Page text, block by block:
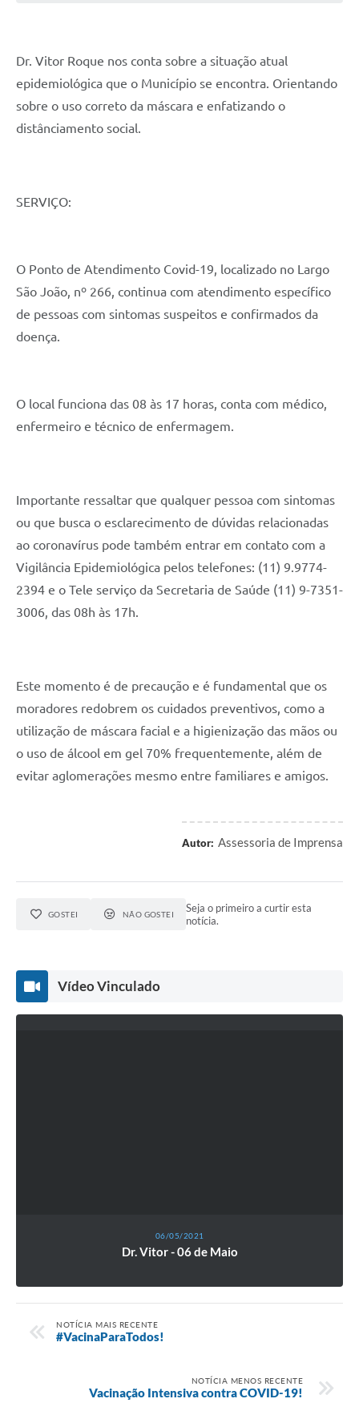
Agenda
Ouvidoria
Dr. Vitor Roque nos conta sobre a situação atual
epidemiológica que o Município se encontra. Orientando
sobre o uso correto da máscara e enfatizando o
distânciamento social.
SERVIÇO:
O Ponto de Atendimento Covid-19, localizado no Largo
São João, nº 266, continua com atendimento específico
de pessoas com sintomas suspeitos e confirmados da
doença.
O local funciona das 08 às 17 horas, conta com médico,
enfermeiro e técnico de enfermagem.
Importante ressaltar que qualquer pessoa com sintomas
ou que busca o esclarecimento de dúvidas relacionadas
ao coronavírus pode também entrar em contato com a
Vigilância Epidemiológica pelos telefones: (11) 9.9774-
2394 e o Tele serviço da Secretaria de Saúde (11) 9-7351-
3006, das 08h às 17h.
Este momento é de precaução e é fundamental que os
moradores redobrem os cuidados preventivos, como a
utilização de máscara facial e a higienização das mãos ou
o uso de álcool em gel 70% frequentemente, além de
evitar aglomerações mesmo entre familiares e amigos.
Autor: Assessoria de Imprensa
GOSTEI NÃO GOSTEI
Seja o primeiro a curtir esta
notícia.
Vídeo Vinculado
06/05/2021
Dr. Vitor - 06 de Maio
NOTÍCIA MAIS RECENTE
#VacinaParaTodos!
NOTÍCIA MENOS RECENTE
Vacinação Intensiva contra COVID-19!